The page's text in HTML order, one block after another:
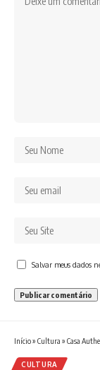
Salvar meus dados
Início» Cultura » Casa
CULTURA